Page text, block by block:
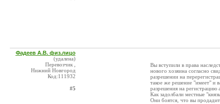
Фадеев А.В. физ.лицо
(удалена)
Перевозчик ,
Нижний Новгород
Код:111932
#5
Вы вступили в права
нового хозяина согласно
разрешении на
такое же решение "имеет" и
разрешения на
Как задолбали местные
Они боятся, что вы